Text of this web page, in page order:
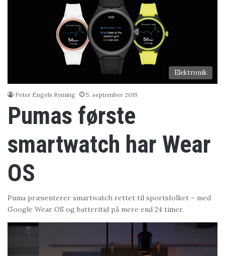
Elektronik
Peter Engels Ryming 5. september 2019
Pumas første
smartwatch har Wear
OS
Puma præsenterer smartwatch rettet til sportsfolket – med
Google Wear OS og batteritid på mere end 24 timer.